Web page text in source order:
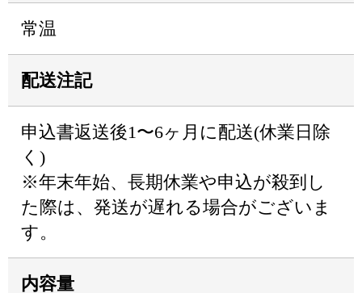
常温
配送注記
申込書返送後1〜6ヶ月に配送(休業日除
く)
※年末年始、長期休業や申込が殺到し
た際は、発送が遅れる場合がございま
す。
内容量